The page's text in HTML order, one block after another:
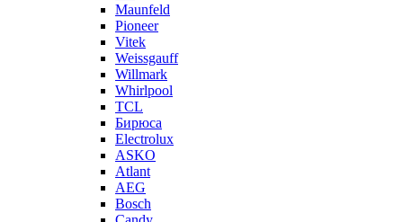
Maunfeld
Pioneer
Vitek
Weissgauff
Willmark
Whirlpool
TCL
Бирюса
Electrolux
ASKO
Atlant
AEG
Bosch